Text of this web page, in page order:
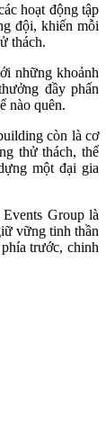
hoạt động tập
đội, khiến mỗi
thách.
những khoảnh
đầy phấn
nào quên.
còn là cơ
thử thách, thể
một đại gia
Group là
vững tinh thần
trước, chinh